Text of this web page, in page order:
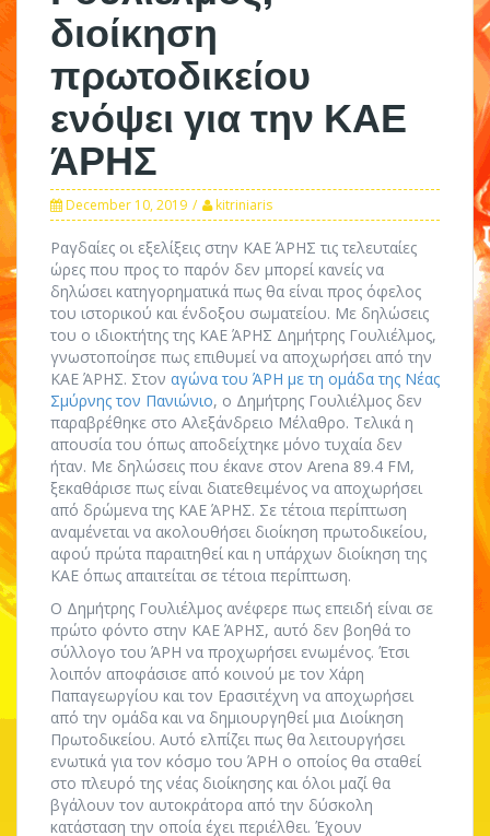
διοίκηση
πρωτοδικείου
ενόψει για την ΚΑΕ
ΆΡΗΣ
December 10, 2019 kitriniaris
Ραγδαίες οι εξελίξεις στην ΚΑΕ ΆΡΗΣ τις τελευταίες
ώρες που προς το παρόν δεν μπορεί κανείς να
δηλώσει κατηγορηματικά πως θα είναι προς όφελος
του ιστορικού και ένδοξου σωματείου. Με δηλώσεις
του ο ιδιοκτήτης της ΚΑΕ ΆΡΗΣ Δημήτρης Γουλιέλμος,
γνωστοποίησε πως επιθυμεί να αποχωρήσει από την
ΚΑΕ ΆΡΗΣ. Στον αγώνα του ΆΡΗ με τη ομάδα της Νέας
Σμύρνης τον Πανιώνιο, ο Δημήτρης Γουλιέλμος δεν
παραβρέθηκε στο Αλεξάνδρειο Μέλαθρο. Τελικά η
απουσία του όπως αποδείχτηκε μόνο τυχαία δεν
ήταν. Με δηλώσεις που έκανε στον Arena 89.4 FM,
ξεκαθάρισε πως είναι διατεθειμένος να αποχωρήσει
από δρώμενα της ΚΑΕ ΆΡΗΣ. Σε τέτοια περίπτωση
αναμένεται να ακολουθήσει διοίκηση πρωτοδικείου,
αφού πρώτα παραιτηθεί και η υπάρχων διοίκηση της
ΚΑΕ όπως απαιτείται σε τέτοια περίπτωση.
Ο Δημήτρης Γουλιέλμος ανέφερε πως επειδή είναι σε
πρώτο φόντο στην ΚΑΕ ΆΡΗΣ, αυτό δεν βοηθά το
σύλλογο του ΆΡΗ να προχωρήσει ενωμένος. Έτσι
λοιπόν αποφάσισε από κοινού με τον Χάρη
Παπαγεωργίου και τον Ερασιτέχνη να αποχωρήσει
από την ομάδα και να δημιουργηθεί μια Διοίκηση
Πρωτοδικείου. Αυτό ελπίζει πως θα λειτουργήσει
ενωτικά για τον κόσμο του ΆΡΗ ο οποίος θα σταθεί
στο πλευρό της νέας διοίκησης και όλοι μαζί θα
βγάλουν τον αυτοκράτορα από την δύσκολη
κατάσταση την οποία έχει περιέλθει. Έχουν